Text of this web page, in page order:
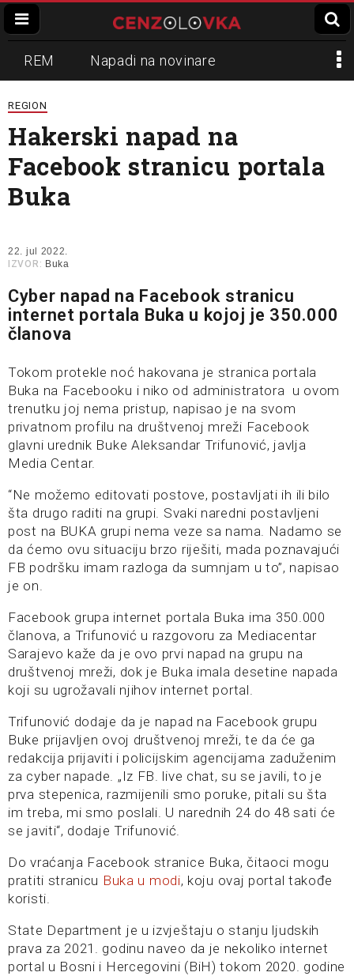
REM Napadi na novinare
Zvučni top
Propaganda Lokalni mediji
Informer Slavko Ćuruvija
REGION
Hakerski napad na
Facebook stranicu portala
Buka
22. jul 2022.
IZVOR: Buka
Cyber napad na Facebook stranicu
internet portala Buka u kojoj je 350.000
članova
Tokom protekle noć hakovana je stranica portala
Buka na Facebooku i niko od administratora u ovom
trenutku joj nema pristup, napisao je na svom
privatnom profilu na društvenoj mreži Facebook
glavni urednik Buke Aleksandar Trifunović, javlja
Media Centar.
“Ne možemo editovati postove, postavljati ih ili bilo
šta drugo raditi na grupi. Svaki naredni postavljeni
post na BUKA grupi nema veze sa nama. Nadamo se
da ćemo ovu situaciju brzo riješiti, mada poznavajući
FB podršku imam razloga da sumnjam u to”, napisao
je on.
Facebook grupa internet portala Buka ima 350.000
članova, a Trifunović u razgovoru za Mediacentar
Sarajevo kaže da je ovo prvi napad na grupu na
društvenoj mreži, dok je Buka imala desetine napada
koji su ugrožavali njihov internet portal.
Trifunović dodaje da je napad na Facebook grupu
Buke prijavljen ovoj društvenoj mreži, te da će ga
redakcija prijaviti i policijskim agencijama zaduženim
za cyber napade. „Iz FB. live chat, su se javili, to je
prva stepenica, razmijenili smo poruke, pitali su šta
im treba, mi smo poslali. U narednih 24 do 48 sati će
se javiti“, dodaje Trifunović.
Do vraćanja Facebook stranice Buka, čitaoci mogu
pratiti stranicu Buka u modi, koju ovaj portal takođe
koristi.
State Department je u izvještaju o stanju ljudskih
prava za 2021. godinu naveo da je nekoliko internet
portal u Bosni i Hercegovini (BiH) tokom 2020. godine